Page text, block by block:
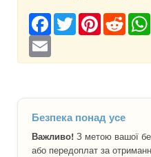
Facebook
TwitterPinterest
Безпека понад усе
Важливо! З метою вашої
або передоплат за